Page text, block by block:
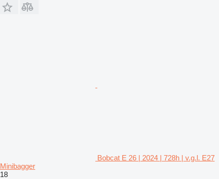
Bobcat E 26 | 2024 | 728h | v.g.l. E27
Minibagger
18